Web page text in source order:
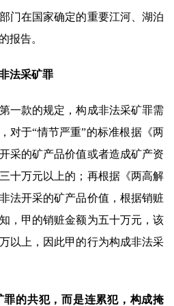
门在国家确定的重要江河、湖泊
报告。
法采矿罪
一款的规定，构成非法采矿罪需
对于“情节严重”的标准根据《两
采的矿产品价值或者造成矿产资
十万元以上的；再根据《两高解
法开采的矿产品价值，根据销赃
，甲的销赃金额为五十万元，该
以上，因此甲的行为构成非法采
的共犯，而是连累犯，构成掩